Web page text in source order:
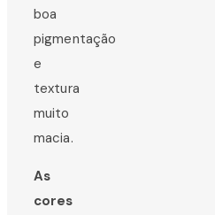
boa
pigmentação
e
textura
muito
macia.
As
cores